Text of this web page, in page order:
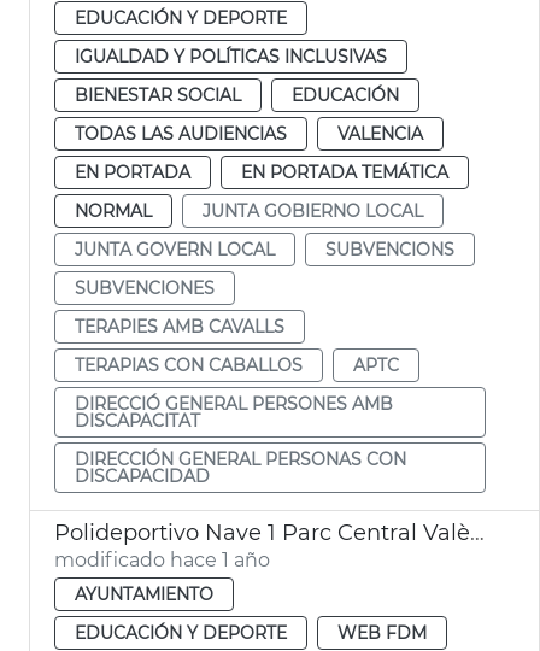
EDUCACIÓN Y DEPORTE
IGUALDAD Y POLÍTICAS INCLUSIVAS
BIENESTAR SOCIAL
EDUCACIÓN
TODAS LAS AUDIENCIAS
VALENCIA
EN PORTADA
EN PORTADA TEMÁTICA
NORMAL
JUNTA GOBIERNO LOCAL
JUNTA GOVERN LOCAL
SUBVENCIONS
SUBVENCIONES
TERAPIES AMB CAVALLS
TERAPIAS CON CABALLOS
APTC
DIRECCIÓ GENERAL PERSONES AMB
DISCAPACITAT
DIRECCIÓN GENERAL PERSONAS CON
DISCAPACIDAD
Polideportivo Nave 1 Parc Central València
modificado hace 1 año
AYUNTAMIENTO
EDUCACIÓN Y DEPORTE
WEB FDM